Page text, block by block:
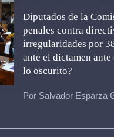
Diputados de la
penales contra
irregularidades por
ante el dictamen
lo oscurito?
Por Salvador Esparza